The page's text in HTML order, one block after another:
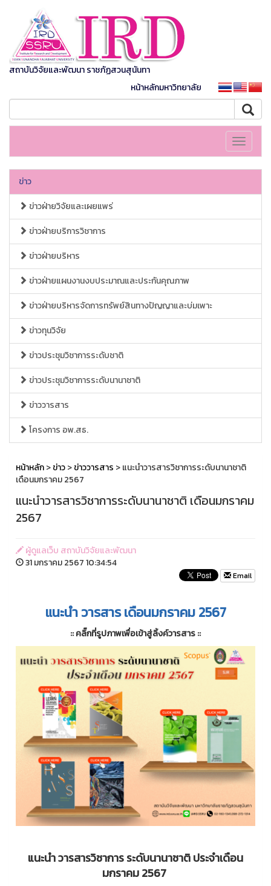
สถาบันวิจัยและพัฒนา ราชภัฏสวนสุนันทา
หน้าหลักมหาวิทยาลัย
Toggle
ข่าว
ข่าวฝ่ายวิจัยและเผยแพร่
ข่าวฝ่ายบริการวิชาการ
ข่าวฝ่ายบริหาร
ข่าวฝ่ายแผนงานงบประมาณและประกันคุณภาพ
ข่าวฝ่ายบริหารจัดการทรัพย์สินทางปัญญาและบ่มเพาะ
ข่าวทุนวิจัย
ข่าวประชุมวิชาการระดับชาติ
ข่าวประชุมวิชาการระดับนานาชาติ
ข่าววารสาร
โครงการ อพ.สธ.
หน้าหลัก>ข่าว>ข่าววารสาร > แนะนำวารสารวิชาการระดับนานาชาติ
เดือนมกราคม 2567
แนะนำวารสารวิชาการระดับนานาชาติ เดือนมกราคม
2567
ผู้ดูแลเว็บ สถาบันวิจัยและพัฒนา
31 มกราคม 2567 10:34:54
Email
แนะนำ วารสาร เดือนมกราคม 2567
:: คลิ๊กที่รูปภาพเพื่อเข้าสู่ลิ้งค์วารสาร ::
แนะนำ วารสารวิชาการ ระดับนานาชาติ ประจำเดือน
มกราคม2567